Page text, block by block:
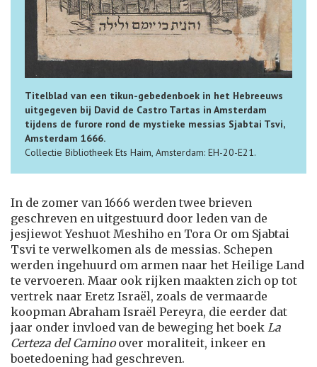
Titelblad van een tikun-gebedenboek in het Hebreeuws
uitgegeven bij David de Castro Tartas in Amsterdam
tijdens de furore rond de mystieke messias Sjabtai Tsvi,
Amsterdam 1666.
Collectie Bibliotheek Ets Haim, Amsterdam: EH-20-E21.
In de zomer van 1666 werden twee brieven
geschreven en uitgestuurd door leden van de
jesjiewot Yeshuot Meshiho en Tora Or om Sjabtai
Tsvi te verwelkomen als de messias. Schepen
werden ingehuurd om armen naar het Heilige Land
te vervoeren. Maar ook rijken maakten zich op tot
vertrek naar Eretz Israël, zoals de vermaarde
koopman Abraham Israël Pereyra, die eerder dat
jaar onder invloed van de beweging het boek La
Certeza del Caminoover moraliteit, inkeer en
boetedoening had geschreven.